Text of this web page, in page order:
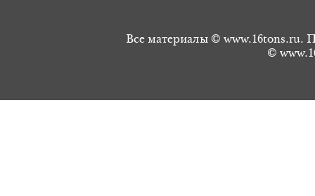
Все материалы © www.16tons.ru.
©